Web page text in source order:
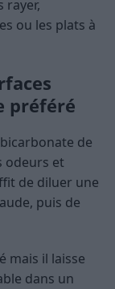
rayer,
ou les plats à
préféré
de
odeurs et
de diluer une
puis de
mais il laisse
dans un